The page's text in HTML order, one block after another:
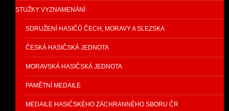
STUŽKY VYZNAMENÁNÍ
SDRUŽENÍ HASIČŮ ČECH, MORAVY A SLEZSKA
ČESKÁ HASIČSKÁ JEDNOTA
MORAVSKÁ HASIČSKÁ JEDNOTA
PAMĚTNÍ MEDAILE
MEDAILE HASIČSKÉHO ZÁCHRANNÉHO SBORU ČR